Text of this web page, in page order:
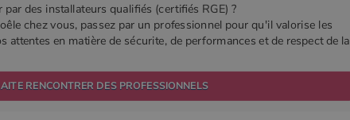
des installateurs qualifiés (certifiés RGE) ?
chez vous, passez par un professionnel pour qu'il valorise les
attentes en matière de sécurite, de performances et de respect de la
RENCONTRER DES PROFESSIONNELS